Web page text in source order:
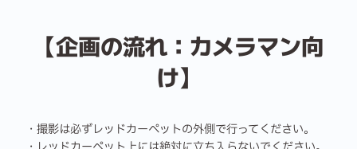
【企画の流れ：カメラマン向
け】
・撮影は必ずレッドカーペットの外側で行ってください。